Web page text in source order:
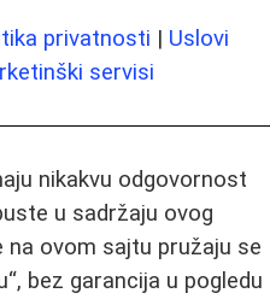
privatnosti | Uslovi
servisi
nikakvu odgovornost
u sadržaju ovog
ovom sajtu pružaju se
bez garancija u pogledu